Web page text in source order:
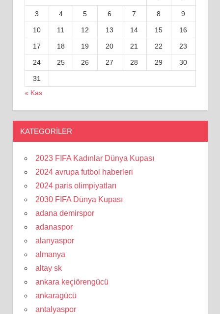
3 4 5 6 7 8 9
10 11 12 13 14 15 16
17 18 19 20 21 22 23
24 25 26 27 28 29 30
31
« Kas
KATEGORILER
2023 FIFA Kadınlar Dünya Kupası
2024 avrupa futbol haberleri
2024 paris olimpiyatları
2030 FIFA Dünya Kupası
adana demirspor
adanaspor
alanyaspor
almanya
altay sk
ankara keçiörengücü
ankaragücü
antalyaspor